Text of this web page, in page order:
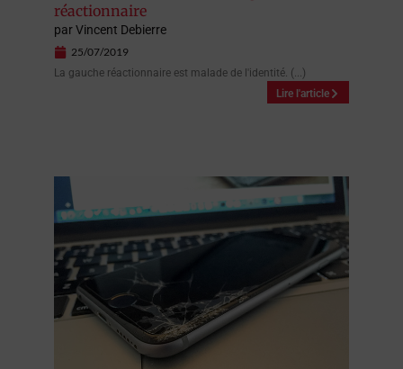
réactionnaire
parVincent Debierre
25/07/2019
La gauche réactionnaire est malade de l'identité. (...)
Lire l'article